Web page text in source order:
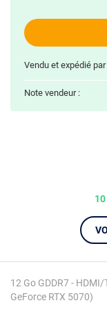
12 Go GDDR7 -
GeForce RTX 5070)
Vendu et expédié par
Note vendeur :
10